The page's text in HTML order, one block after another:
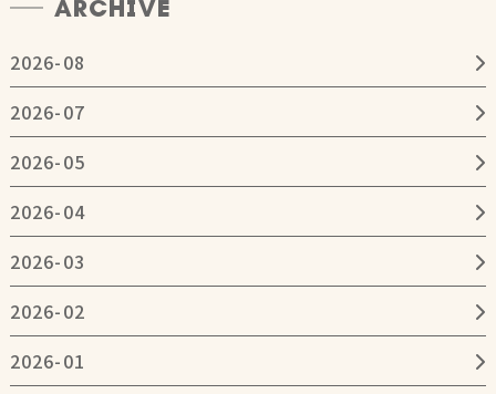
ARCHIVE
2026-08
2026-07
2026-05
2026-04
2026-03
2026-02
2026-01